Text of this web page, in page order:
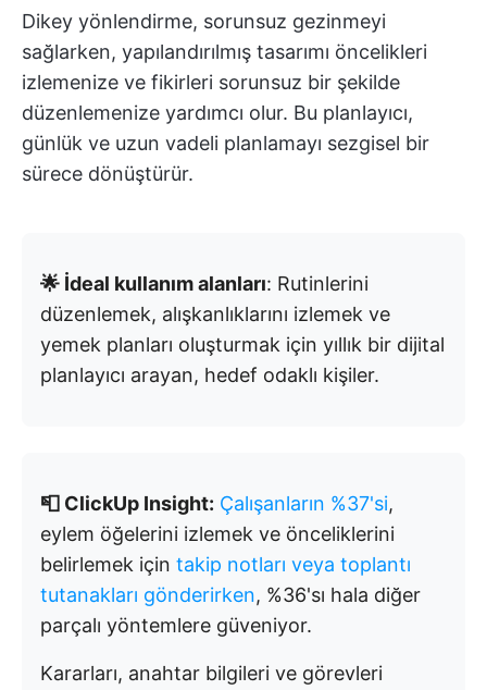
Dikey yönlendirme, sorunsuz gezinmeyi
sağlarken, yapılandırılmış tasarımı öncelikleri
izlemenize ve fikirleri sorunsuz bir şekilde
düzenlemenize yardımcı olur. Bu planlayıcı,
günlük ve uzun vadeli planlamayı sezgisel bir
sürece dönüştürür.
🌟 İdeal kullanım alanları: Rutinlerini
düzenlemek, alışkanlıklarını izlemek ve
yemek planları oluşturmak için yıllık bir dijital
planlayıcı arayan, hedef odaklı kişiler.
📮 ClickUp Insight: Çalışanların %37'si,
eylem öğelerini izlemek ve önceliklerini
belirlemek için takip notları veya toplantı
tutanakları gönderirken, %36'sı hala diğer
parçalı yöntemlere güveniyor.
Kararları, anahtar bilgileri ve görevleri